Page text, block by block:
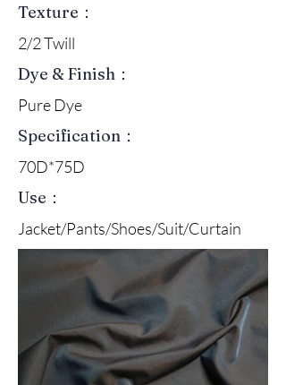
Texture：
2/2 Twill
Dye & Finish：
Pure Dye
Specification：
70D*75D
Use：
Jacket/Pants/Shoes/Suit/Curtain